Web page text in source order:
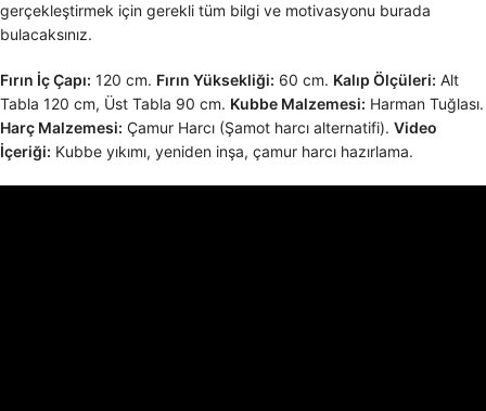
gerçekleştirmek için gerekli tüm bilgi ve motivasyonu burada
bulacaksınız.
Fırın İç Çapı: 120 cm. Fırın Yüksekliği: 60 cm. Kalıp Ölçüleri: Alt
Tabla 120 cm, Üst Tabla 90 cm. Kubbe Malzemesi: Harman Tuğlası.
Harç Malzemesi: Çamur Harcı (Şamot harcı alternatifi). Video
İçeriği: Kubbe yıkımı, yeniden inşa, çamur harcı hazırlama.